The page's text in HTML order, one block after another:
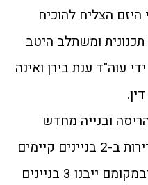
הצליח להוכיח
תכנונית ומשתלב היטב
עוה"ד ענת בירן ואינה
בפרויקט תמ"א 38/2 הריסה ובנייה מחדש
שבמסגרתו ייהרסו ויפונו 52 דירות ב-2 בניינים קיימים
בני 3-4 קומות מעל עמודים, ובמקומם ייבנו 3 בניינים